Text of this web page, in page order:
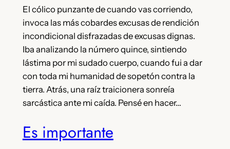
El cólico punzante de cuando vas corriendo,
invoca las más cobardes excusas de rendición
incondicional disfrazadas de excusas dignas.
Iba analizando la número quince, sintiendo
lástima por mi sudado cuerpo, cuando fui a dar
con toda mi humanidad de sopetón contra la
tierra. Atrás, una raíz traicionera sonreía
sarcástica ante mi caída. Pensé en hacer…
Es importante